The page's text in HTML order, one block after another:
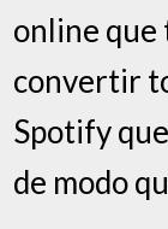
online que
convertir
Spotify
de modo